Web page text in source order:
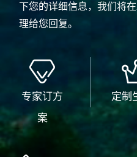
下您的详细信息，我们将
理给您回复。
专家订方
案
定制